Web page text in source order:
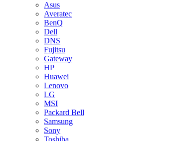
Asus
Averatec
BenQ
Dell
DNS
Fujitsu
Gateway
HP
Huawei
Lenovo
LG
MSI
Packard Bell
Samsung
Sony
Toshiba